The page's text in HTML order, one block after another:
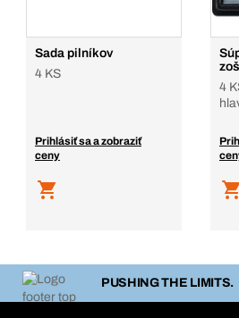
Sada pilníkov
4 KS
Prihlásiť sa a zobraziť
ceny
4
PUSHING THE LIMITS.